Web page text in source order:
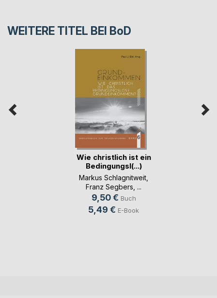
WEITERE TITEL BEI BoD
Wie christlich ist ein
Bedingungsl(...)
Markus Schlagnitweit
Franz Segbers , ...
9,50 € Buch
5,49 € E-Book